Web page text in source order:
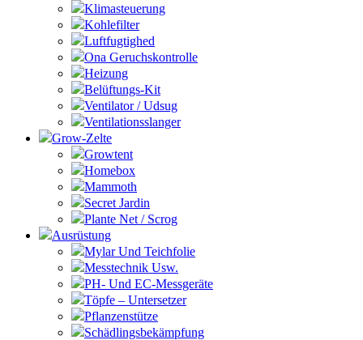
Klimasteuerung
Kohlefilter
Luftfugtighed
Ona Geruchskontrolle
Heizung
Belüftungs-Kit
Ventilator / Udsug
Ventilationsslanger
Grow-Zelte
Growtent
Homebox
Mammoth
Secret Jardin
Plante Net / Scrog
Ausrüstung
Mylar Und Teichfolie
Messtechnik Usw.
PH- Und EC-Messgeräte
Töpfe – Untersetzer
Pflanzenstütze
Schädlingsbekämpfung